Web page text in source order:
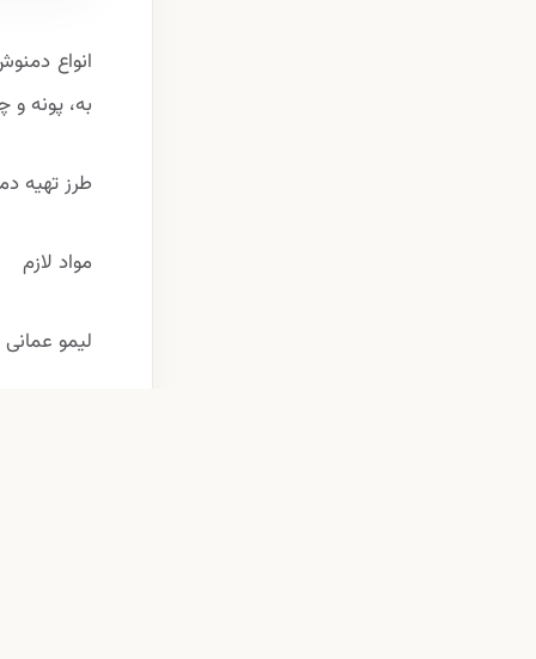
انواع
به، پونه
طرز تهیه
مواد لازم
لیمو عمانی